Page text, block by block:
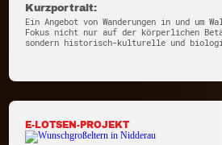
Kurzportrait:
Ein Angebot von Wanderungen in und um
Fokus nicht nur auf der körperlichen
sondern historisch-kulturelle und
E-LOTSEN-PROJEKT